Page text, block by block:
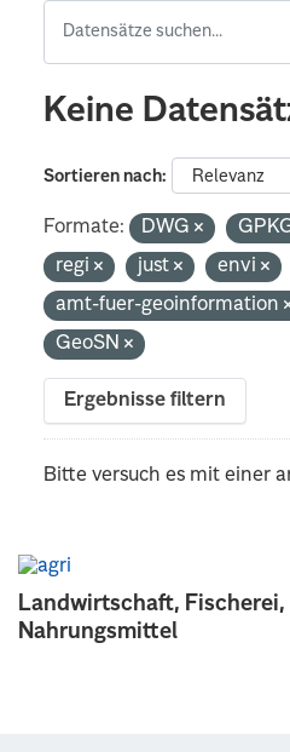
Landwirtschaft,
Nahrungsmittel
Keine
Sortieren nach
Formate: DWG
regi
just envi
amt-fuer-geoinformation
GeoSN
Ergebnisse filtern
Bitte versuch es mit einer